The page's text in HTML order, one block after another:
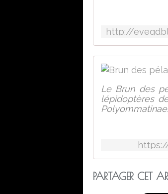
Le Brun des
lépidoptères
PARTAGER CET